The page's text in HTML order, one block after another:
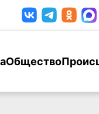
Общество